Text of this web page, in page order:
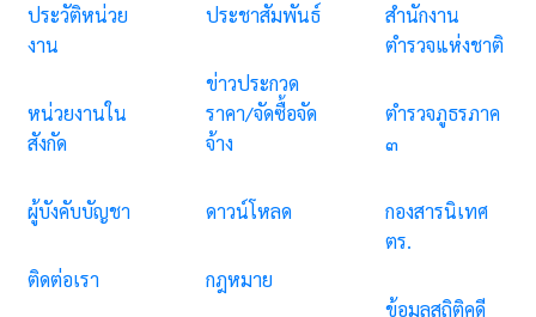
ประวัติหน่วย
งาน
หน่วยงานใน
สังกัด
ผู้บังคับบัญชา
ติดต่อเรา
ประชาสัมพันธ์
ข่าวประกวด
ราคา/จัดซื้อจัด
จ้าง
ดาวน์โหลด
กฎหมาย
สำนักงาน
ตำรวจแห่งชาติ
ตำรวจภูธรภาค
๓
กองสารนิเทศ
ตร.
ข้อมูลสถิติคดี